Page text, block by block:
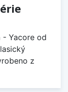
- Yacore od
z